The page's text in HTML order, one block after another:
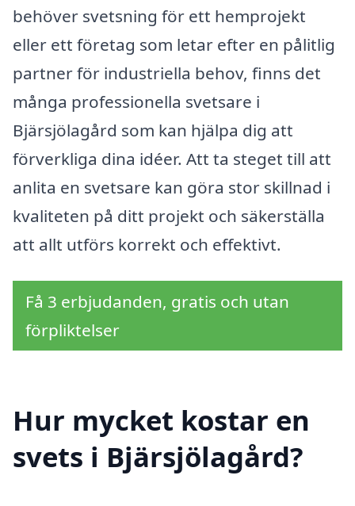
behöver svetsning för ett hemprojekt
eller ett företag som letar efter en pålitlig
partner för industriella behov, finns det
många professionella svetsare i
Bjärsjölagård som kan hjälpa dig att
förverkliga dina idéer. Att ta steget till att
anlita en svetsare kan göra stor skillnad i
kvaliteten på ditt projekt och säkerställa
att allt utförs korrekt och effektivt.
Få 3 erbjudanden, gratis och utan
förpliktelser
Hur mycket kostar en
svets i Bjärsjölagård?